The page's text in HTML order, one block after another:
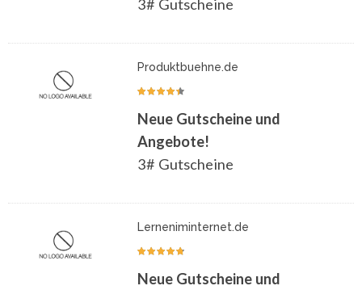
3# Gutscheine
Produktbuehne.de
Neue Gutscheine und
Angebote!
3# Gutscheine
Lerneniminternet.de
Neue Gutscheine und